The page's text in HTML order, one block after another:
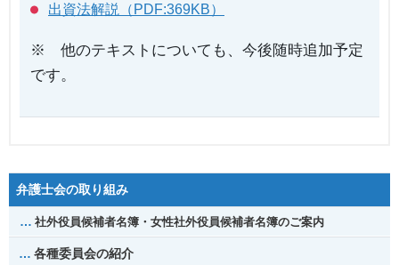
出資法解説（PDF:369KB）
※ 他のテキストについても、今後随時追加予定
です。
弁護士会の取り組み
社外役員候補者名簿・女性社外役員候補者名簿のご案内
各種委員会の紹介